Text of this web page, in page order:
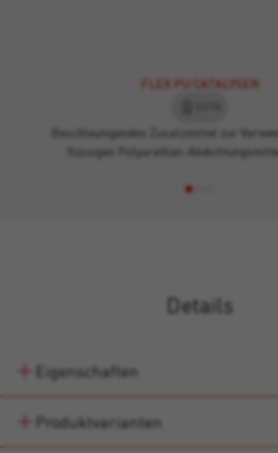
FLEX PU CATALYSER
Beschleunigendes Zusatzmittel zur
flüssigen Polyurethan-
Details
Eigenschaften
Produktvarianten